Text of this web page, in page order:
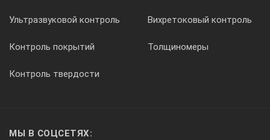
Ультразвуковой контроль Вихретоковый контроль
Контроль покрытий Толщиномеры
Контроль твердости
МЫ В СОЦСЕТЯХ: